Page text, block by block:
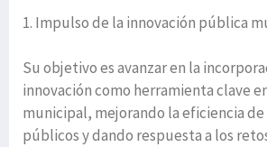
1. Impulso de la innovación pública
Su objetivo es avanzar en la
innovación como herramienta clave
municipal, mejorando la eficiencia de
públicos y dando respuesta a los